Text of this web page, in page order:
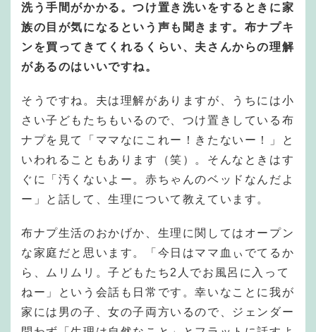
洗う手間がかかる。つけ置き洗いをするときに家
族の目が気になるという声も聞きます。布ナプキ
ンを買ってきてくれるくらい、夫さんからの理解
があるのはいいですね。
そうですね。夫は理解がありますが、うちには小
さい子どもたちもいるので、つけ置きしている布
ナプを見て「ママなにこれー！きたないー！」と
いわれることもあります（笑）。そんなときはす
ぐに「汚くないよー。赤ちゃんのベッドなんだよ
ー」と話して、生理について教えています。
布ナプ生活のおかげか、生理に関してはオープン
な家庭だと思います。「今日はママ血ぃでてるか
ら、ムリムリ。子どもたち2人でお風呂に入って
ねー」という会話も日常です。幸いなことに我が
家には男の子、女の子両方いるので、ジェンダー